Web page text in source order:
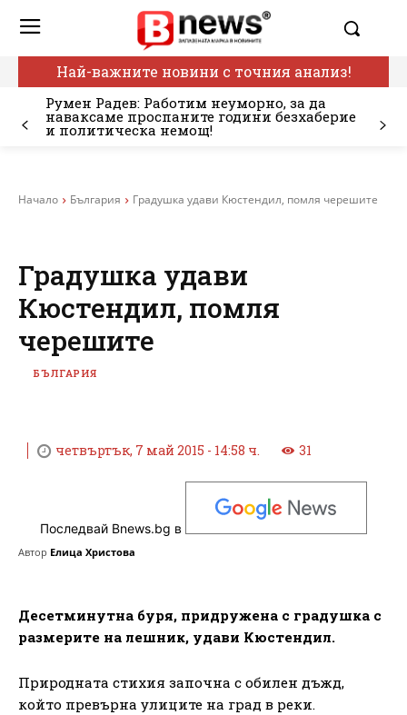
Най-важните новини с точния анализ!
Румен Радев: Работим неуморно, за да
наваксаме проспаните години безхаберие
и политическа немощ!
Начало България Градушка удави Кюстендил, помля черешите
Градушка удави
Кюстендил, помля
черешите
БЪЛГАРИЯ
четвъртък, 7 май 2015 - 14:58 ч. 31
Последвай Bnews.bg в
Автор Елица Христова
Десетминутна буря, придружена с градушка с
размерите на лешник, удави Кюстендил.
Природната стихия започна с обилен дъжд,
който превърна улиците на град в реки.